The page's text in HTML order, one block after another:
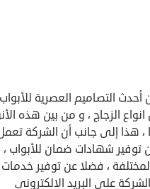
التصاميم العصرية للأبواب
الزجاج ، و من بين هذه
، هذا إلى جانب أن الشركة
توفير شهادات ضمان للأبواب ،
، فضلا عن توفير خدمات
على البريد الالكتروني